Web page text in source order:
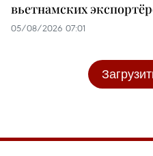
вьетнамских
05/08/2026 07:01